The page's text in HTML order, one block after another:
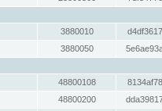
3880010
3880050
48800108
48800200